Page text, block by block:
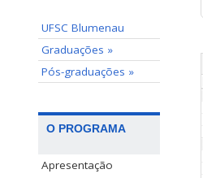
UFSC Blumenau
Graduações »
Pós-graduações »
O PROGRAMA
Apresentação